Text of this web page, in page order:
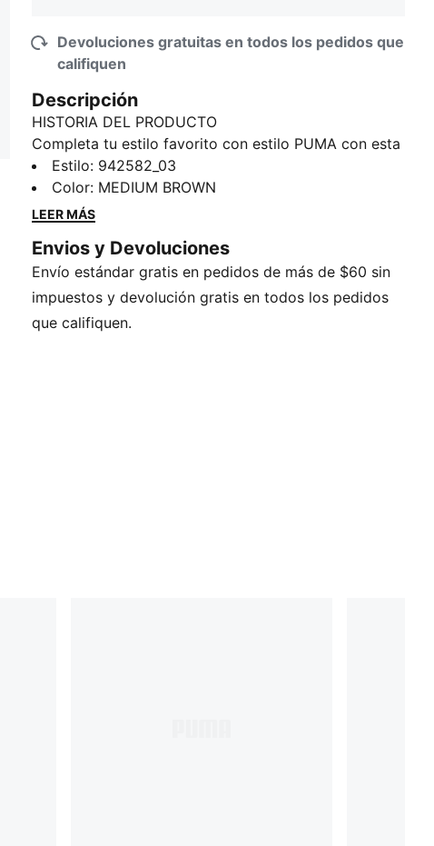
Devoluciones gratuitas en todos los pedidos que
califiquen
Descripción
HISTORIA DEL PRODUCTO
Completa tu estilo favorito con estilo PUMA con esta
gorra de camionero, confeccionada en algodón 100
% que se ajusta cómodamente. La silueta de
camionero de esta gorra la convierte en la elección
mientras que sus detalles con la marca PUMA sin
duda atraerán todas las miradas.
DETALLES
100 % algodón
Estilo: 942582_03
Color: MEDIUM BROWN
LEER MÁS
Envios y Devoluciones
Envío estándar gratis en pedidos de más de $60 sin
impuestos y devolución gratis en todos los pedidos
que califiquen.